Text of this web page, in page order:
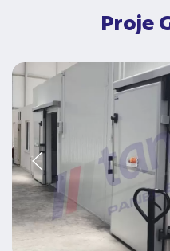
Proje